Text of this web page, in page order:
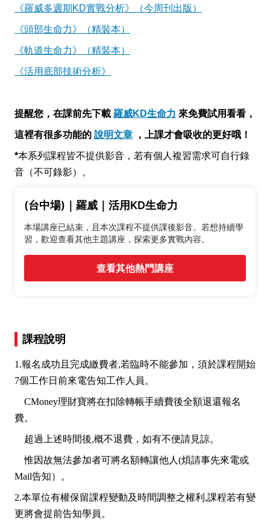
《羅威多週期KD實戰分析》（今周刊出版）
《頭部生命力》（精裝本）
《軌道生命力》（精裝本）
《活用底部技術分析》
提醒您，在課前先下載 羅威KD生命力 來免費試用看看，
這裡有很多功能的 說明文章 ，上課才會吸收的更好哦！
*本系列課程皆不提供影音，若有個人複習需求可自行錄
音（不可錄影）。
(台中場)｜羅威｜活用KD生命力
本場講座已結束，且本次課程不提供課後影音。若想持續學
習，歡迎查看其他主題講座，探索更多實戰內容。
查看其他熱門講座
課程說明
1.報名成功且完成繳費者,若臨時不能參加，須於課程開始
7個工作日前來電告知工作人員。
CMoney理財寶將在扣除轉帳手續費後全額退還報名
費。
超過上述時間後,概不退費，如有不便請見諒。
惟因故無法參加者可將名額轉讓他人(煩請事先來電或
Mail告知）。
2.本單位有權保留課程變動及時間調整之權利,課程若有變
更將會提前告知學員。